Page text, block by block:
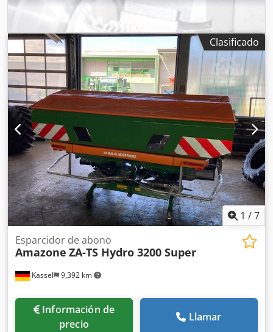
Clasificado
1 /7
Kassel 9,392 km
Esparcidor de abono
Amazone ZA-TS Hydro 3200 Super
Información de
precio
Llamar